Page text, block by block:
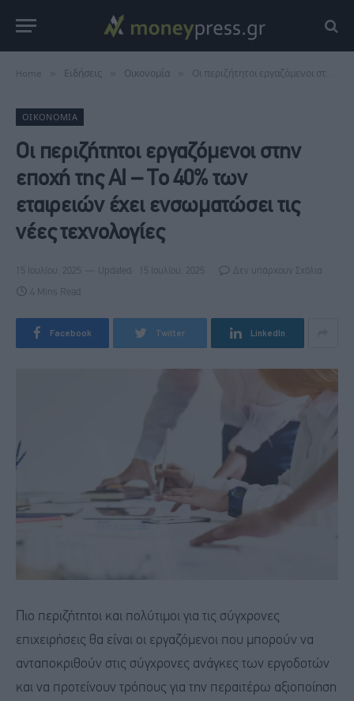
Home Ειδήσεις Οικονομία Οι περιζήτητοι εργαζόμενοι στην εποχή της AI – Το 40% των εταιρειών έχει ενσωματώσει τις νέες τεχνολογίες
ΟΙΚΟΝΟΜΊΑ
Οι περιζήτητοι εργαζόμενοι στην
εποχή της AI – Το 40% των
εταιρειών έχει ενσωματώσει τις
νέες τεχνολογίες
15 Ιουλίου, 2025 Updated: 15 Ιουλίου, 2025 Δεν υπάρχουν Σχόλια
4 Mins Read
Facebook Twitter LinkedIn
Πιο περιζήτητοι και πολύτιμοι για τις σύγχρονες
επιχειρήσεις θα είναι οι εργαζόμενοι που μπορούν να
ανταποκριθούν στις σύγχρονες ανάγκες των εργοδοτών
και να προτείνουν τρόπους για την περαιτέρω αξιοποίηση